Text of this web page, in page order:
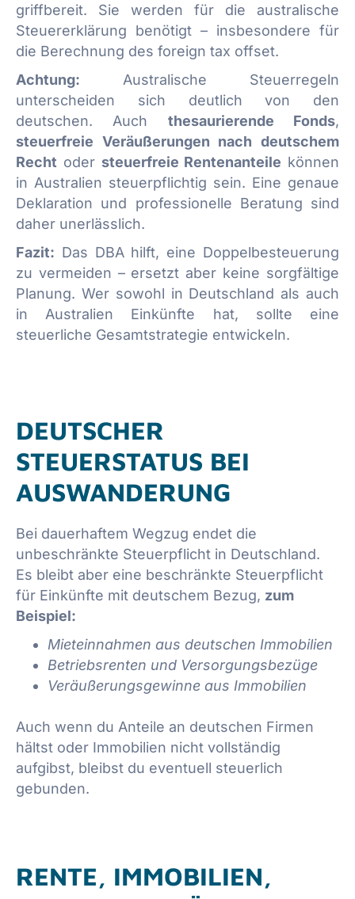
griffbereit. Sie werden für die australische
Steuererklärung benötigt – insbesondere für
die Berechnung des foreign tax offset.
Achtung: Australische Steuerregeln
unterscheiden sich deutlich von den
deutschen. Auch thesaurierende Fonds,
steuerfreie Veräußerungen nach deutschem
Recht oder steuerfreie Rentenanteile können
in Australien steuerpflichtig sein. Eine genaue
Deklaration und professionelle Beratung sind
daher unerlässlich.
Fazit: Das DBA hilft, eine Doppelbesteuerung
zu vermeiden – ersetzt aber keine sorgfältige
Planung. Wer sowohl in Deutschland als auch
in Australien Einkünfte hat, sollte eine
steuerliche Gesamtstrategie entwickeln.
DEUTSCHER
STEUERSTATUS BEI
AUSWANDERUNG
Bei dauerhaftem Wegzug endet die
unbeschränkte Steuerpflicht in Deutschland.
Es bleibt aber eine beschränkte Steuerpflicht
für Einkünfte mit deutschem Bezug, zum
Beispiel:
Mieteinnahmen aus deutschen Immobilien
Betriebsrenten und Versorgungsbezüge
Veräußerungsgewinne aus Immobilien
Auch wenn du Anteile an deutschen Firmen
hältst oder Immobilien nicht vollständig
aufgibst, bleibst du eventuell steuerlich
gebunden.
RENTE, IMMOBILIEN,